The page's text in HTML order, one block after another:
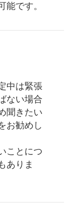
能です。
中は緊張
ない場合
聞きたい
お勧めし
ことにつ
ありま